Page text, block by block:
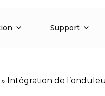
Support
» Intégration de